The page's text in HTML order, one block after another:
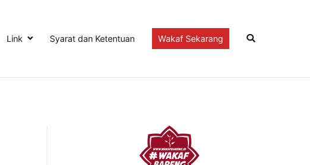
Link Syarat dan Ketentuan Wakaf Sekarang